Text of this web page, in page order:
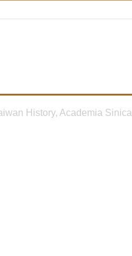
History, Academia Sinica